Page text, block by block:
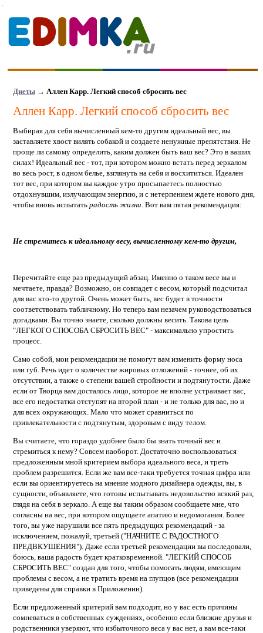
Диеты→ Аллен Карр. Легкий способ сбросить вес
Аллен Карр. Легкий способ сбросить вес
Выбирая для себя вычисленный кем-то другим идеальный вес, вы
заставляете хвост вилять собакой и создаете ненужные препятствия. Не
проще ли самому определить, каким должен быть ваш вес? Это в ваших
силах! Идеальный вес - тот, при котором можно встать перед зеркалом
во весь рост, в одном белье, взглянуть на себя и восхититься. Идеален
тот вес, при котором вы каждое утро просыпаетесь полностью
отдохнувшим, излучающим энергию, и с нетерпением ждете нового дня,
чтобы вновь испытать радость жизни. Вот вам пятая рекомендация:
Не стремитесь к идеальному весу, вычисленному кем-то другим,
Перечитайте еще раз предыдущий абзац. Именно о таком весе вы и
мечтаете, правда? Возможно, он совпадет с весом, который подсчитал
для вас кто-то другой. Очень может быть, вес будет в точности
соответствовать табличному. Но теперь вам незачем руководствоваться
догадками. Вы точно знаете, сколько должны весить. Такова цель
"ЛЕГКОГО СПОСОБА СБРОСИТЬ ВЕС" - максимально упростить
процесс.
Само собой, мои рекомендации не помогут вам изменить форму носа
или губ. Речь идет о количестве жировых отложений - точнее, об их
отсутствии, а также о степени вашей стройности и подтянутости. Даже
если от Творца вам досталось лицо, которое не вполне устраивает вас,
все его недостатки отступят на второй план - и не только для вас, но и
для всех окружающих. Мало что может сравниться по
привлекательности с подтянутым, здоровым с виду телом.
Вы считаете, что гораздо удобнее было бы знать точный вес и
стремиться к нему? Совсем наоборот. Достаточно воспользоваться
предложенным мной критерием выбора идеального веса, и треть
проблем разрешится. Если же вам все-таки требуется точная цифра или
если вы ориентируетесь на мнение модного дизайнера одежды, вы, в
сущности, объявляете, что готовы испытывать недовольство всякий раз,
глядя на себя в зеркало. А еще вы таким образом сообщаете мне, что
согласны на вес, при котором ощущаете апатию и недомогания. Более
того, вы уже нарушили все пять предыдущих рекомендаций - за
исключением, пожалуй, третьей ("НАЧНИТЕ С РАДОСТНОГО
ПРЕДВКУШЕНИЯ"). Даже если третьей рекомендации вы последовали,
боюсь, ваша радость будет кратковременной. "ЛЕГКИЙ СПОСОБ
СБРОСИТЬ ВЕС" создан для того, чтобы помогать людям, имеющим
проблемы с весом, а не тратить время на глупцов (все рекомендации
приведены для справки в Приложении).
Если предложенный критерий вам подходит, но у вас есть причины
сомневаться в собственных суждениях, особенно если близкие друзья и
родственники уверяют, что избыточного веса у вас нет, а вам все-таки